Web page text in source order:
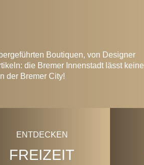
Boutiquen, von Designer
die Bremer Innenstadt lässt keine
der Bremer City!
ENTDECKEN
FREIZEIT